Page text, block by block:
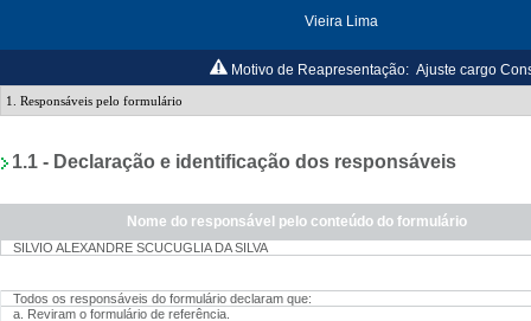
Vieira Lima
Motivo de Reapresentação: Ajuste cargo